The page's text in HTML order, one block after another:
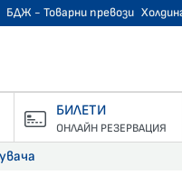
БДЖ - Товарни превози
БИЛЕТИ
ОНЛАЙН РЕЗЕРВАЦИЯ